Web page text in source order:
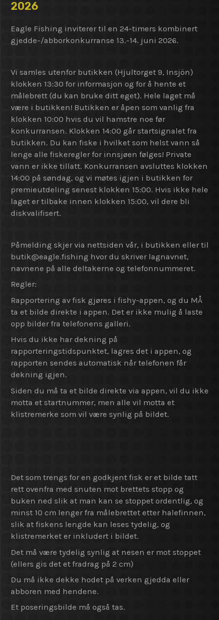
2026
Eagle Fishing inviterer til en 24-timers kombinert
gjedde-/abborkonkurranse 13.-14. juni 2026.
Vi samles utenfor butikken (Hjultorget 9, Insjön)
klokken 13:30 for informasjon og for å hente et
målebrett (du kan bruke ditt eget). Hele laget må
være i butikken! Butikken er åpen som vanlig fra
klokken 10:00 hvis du vil hamstre noe før
konkurransen. Klokken 14:00 går startsignalet fra
butikken. Du kan fiske i hvilket som helst vann så
lenge alle fiskeregler for innsjøen følges! Private
vann er ikke tillatt. Konkurransen avsluttes klokken
14:00 på søndag, og vi møtes igjen i butikken for
premieutdeling senest klokken 15:00. Hvis ikke hele
laget er tilbake innen klokken 15:00, vil dere bli
diskvalifisert.
Påmelding skjer via nettsiden vår, i butikken eller til
butik@eagle.fishing hvor du skriver lagnavnet,
navnene på alle deltakerne og telefonnummeret.
Regler:
Rapportering av fisk gjøres i fishy-appen, og du MÅ
ta et bilde direkte i appen. Det er ikke mulig å laste
opp bilder fra telefonens galleri.
Hvis du ikke har dekning på
rapporteringstidspunktet, lagres det i appen, og
rapporten sendes automatisk når telefonen får
dekning igjen.
Siden du må ta et bilde direkte via appen, vil du ikke
motta et startnummer, men alle vil motta et
klistremerke som vil være synlig på bildet.
Det som trengs for en godkjent fisk er et bilde tatt
rett ovenfra med snuten mot brettets stopp og
buken ned slik at man kan se stoppet ordentlig, og
minst 10 cm lenger fra målebrettet etter halefinnen,
slik at fiskens lengde kan leses tydelig, og
klistremerket er inkludert i bildet.
Det må være tydelig synlig at nesen er mot stoppet
(ellers gis det et fradrag på 2 cm)
Du må ikke dekke hodet på verken gjedda eller
abboren med hendene.
Et poseringsbilde må også tas.